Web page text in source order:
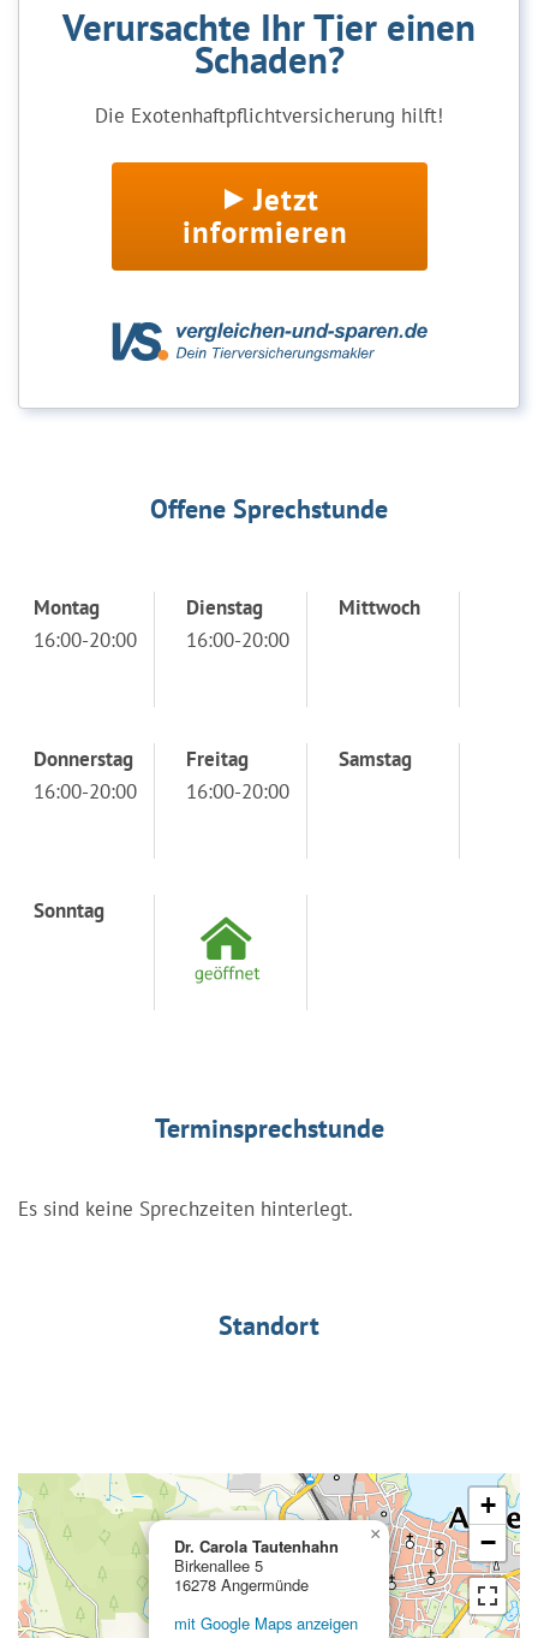
Verursachte Ihr Tier einen
Schaden?
Die Exotenhaftpflichtversicherung hilft!
Jetzt
informieren
Offene Sprechstunde
Montag
16:00-20:00
Dienstag
16:00-20:00
Mittwoch
Donnerstag
16:00-20:00
Freitag
16:00-20:00
Samstag
Sonntag
Terminsprechstunde
Es sind keine Sprechzeiten hinterlegt.
Standort
Dr. Carola Tautenhahn
Birkenallee 5
16278 Angermünde
mit Google Maps anzeigen
×
+
−